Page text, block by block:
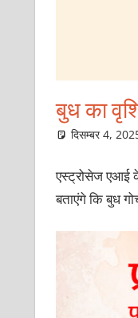
बुध का
दिसम्बर 4,
एस्ट्रोसेज एआई
बताएंगे कि बुध